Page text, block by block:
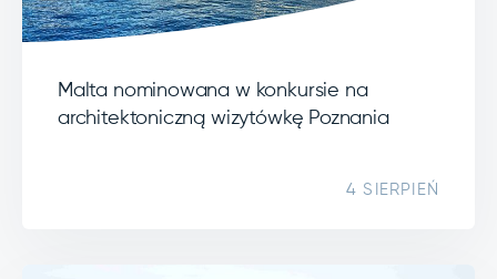
Malta nominowana w konkursie na
architektoniczną wizytówkę Poznania
4 SIERPIEŃ